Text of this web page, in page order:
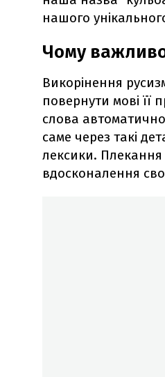
нашого
Чому
Викорінення
повернути мові її
слова
саме через такі
лексики.
вдосконалення